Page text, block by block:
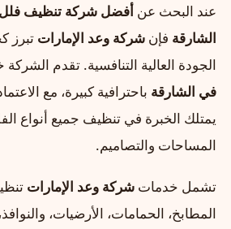
عند البحث عن أفضل شركة تنظيف فلل
الشارقة فإن شركة وعد الإمارات تبرز
الجودة العالية التنافسية. تقدم
في الشارقة باحترافية كبيرة، مع
يمتلك الخبرة في تنظيف جميع أنواع
المساحات والتصاميم.
تشمل خدمات شركة وعد الإمارات
المطابخ، الحمامات، الأرضيات،